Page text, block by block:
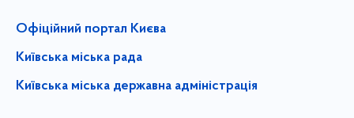
Офіційний портал Києва
Київська міська рада
Київська міська державна адміністрація